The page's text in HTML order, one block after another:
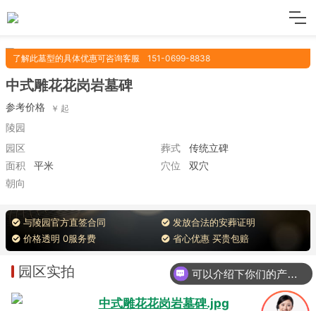
了解此墓型的具体优惠可咨询客服 151-0699-8838
中式雕花花岗岩墓碑
参考价格
陵园
园区
葬式
传统立碑
面积
平米 穴位
双穴
朝向
与陵园官方直签合同
发放合法的安葬证明
价格透明 0服务费
省心优惠 买贵包赔
园区实拍 可以介绍下你们的产品么